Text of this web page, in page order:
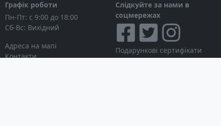
Графік роботи
Пн-Пт: с 9:00 до 18:00
Сб-Вс: Вихідний
Адреса на мапі
Контакти
Слідкуйте за нами в
соцмережах
Подарункові сертифікати
Дисконтні картки